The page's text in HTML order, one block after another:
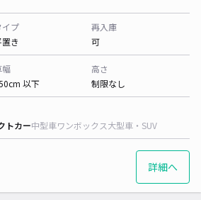
イプ
き
再入庫
可
幅
以下
高さ
制限なし
トカー中型車ワンボックス大型車・SUV
詳細へ